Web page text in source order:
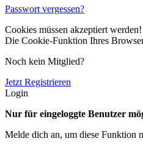
Passwort vergessen?
Cookies müssen akzeptiert werden!
Die Cookie-Funktion Ihres
Noch kein Mitglied?
Jetzt Registrieren
Login
Nur für eingeloggte Benutzer
Melde dich an, um diese Funktion